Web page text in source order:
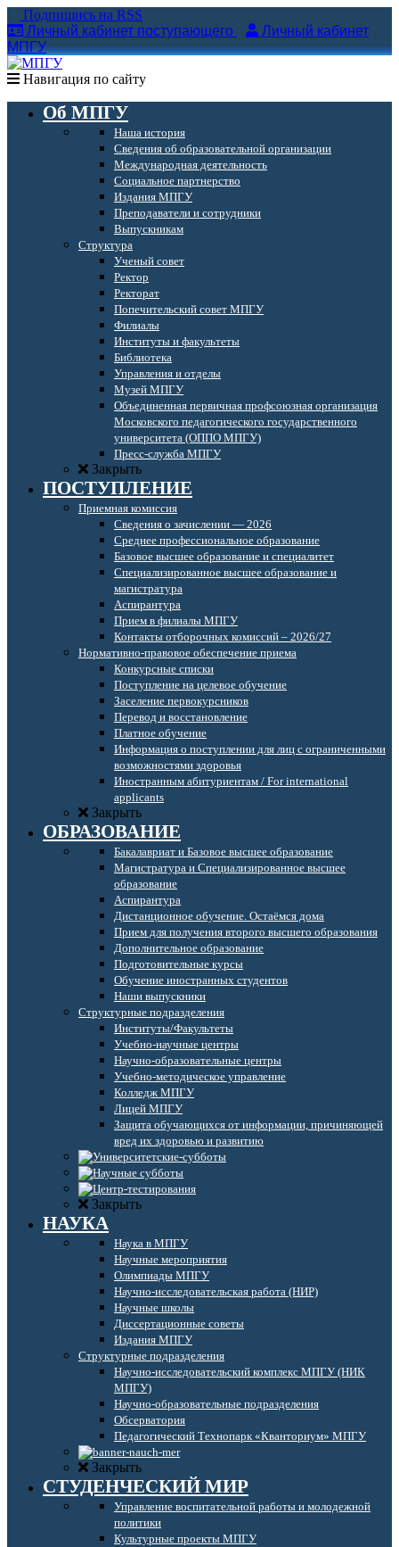
Подпишись на RSS
Личный кабинет поступающего
Личный кабинет
МПГУ
Навигация по сайту
Об МПГУ
Наша история
Сведения об образовательной организации
Международная деятельность
Социальное партнерство
Издания МПГУ
Преподаватели и сотрудники
Выпускникам
Структура
Ученый совет
Ректор
Ректорат
Попечительский совет МПГУ
Филиалы
Институты и факультеты
Библиотека
Управления и отделы
Музей МПГУ
Объединенная первичная профсоюзная организация
Московского педагогического государственного
университета (ОППО МПГУ)
Пресс-служба МПГУ
Закрыть
ПОСТУПЛЕНИЕ
Приемная комиссия
Сведения о зачислении — 2026
Среднее профессиональное образование
Базовое высшее образование и специалитет
Специализированное высшее образование и
магистратура
Аспирантура
Прием в филиалы МПГУ
Контакты отборочных комиссий – 2026/27
Нормативно-правовое обеспечение приема
Конкурсные списки
Поступление на целевое обучение
Заселение первокурсников
Перевод и восстановление
Платное обучение
Информация о поступлении для лиц с ограниченными
возможностями здоровья
Иностранным абитуриентам / For international
applicants
Закрыть
ОБРАЗОВАНИЕ
Бакалавриат и Базовое высшее образование
Магистратура и Специализированное высшее
образование
Аспирантура
Дистанционное обучение. Остаёмся дома
Прием для получения второго высшего образования
Дополнительное образование
Подготовительные курсы
Обучение иностранных студентов
Наши выпускники
Структурные подразделения
Институты/Факультеты
Учебно-научные центры
Научно-образовательные центры
Учебно-методическое управление
Колледж МПГУ
Лицей МПГУ
Защита обучающихся от информации, причиняющей
вред их здоровью и развитию
Закрыть
НАУКА
Наука в МПГУ
Научные мероприятия
Олимпиады МПГУ
Научно-исследовательская работа (НИР)
Научные школы
Диссертационные советы
Издания МПГУ
Структурные подразделения
Научно-исследовательский комплекс МПГУ (НИК
МПГУ)
Научно-образовательные подразделения
Обсерватория
Педагогический Технопарк «Кванториум» МПГУ
Закрыть
СТУДЕНЧЕСКИЙ МИР
Управление воспитательной работы и молодежной
политики
Культурные проекты МПГУ